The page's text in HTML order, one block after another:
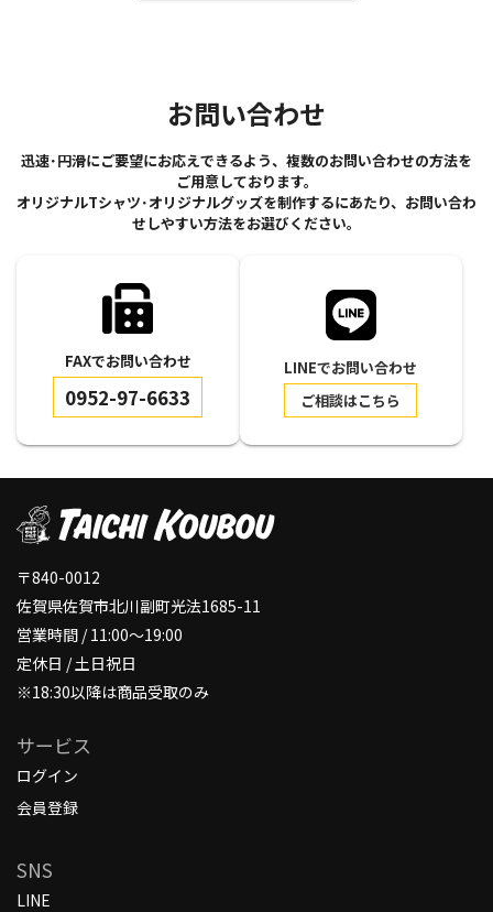
お問い合わせ
迅速･円滑にご要望にお応えできるよう、複数のお問い合わせの方法を
ご用意しております。
オリジナルTシャツ･オリジナルグッズを制作するにあたり、お問い合わ
せしやすい方法をお選びください。
FAXでお問い合わせ
0952-97-6633
LINEでお問い合わせ
ご相談はこちら
〒840-0012
佐賀県佐賀市北川副町光法1685-11
営業時間 / 11:00～19:00
定休日 / 土日祝日
※18:30以降は商品受取のみ
サービス
ログイン
会員登録
SNS
LINE